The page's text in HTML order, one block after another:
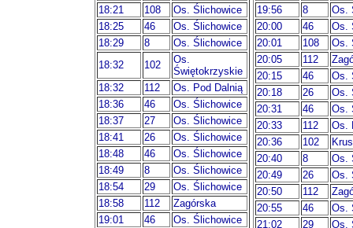
18:21
108
Os. Ślichowice
18:25
46
Os. Ślichowice
18:29
8
Os. Ślichowice
18:32
102
Os.
Świętokrzyskie
18:32
112
Os. Pod Dalnią
18:36
46
Os. Ślichowice
18:37
27
Os. Ślichowice
18:41
26
Os. Ślichowice
18:48
46
Os. Ślichowice
18:49
8
Os. Ślichowice
18:54
29
Os. Ślichowice
18:58
112
Zagórska
19:01
46
Os. Ślichowice
19:56
8
Os.
20:00
46
Os.
20:01
108
Os.
20:05
112
20:15
46
Os.
20:18
26
Os.
20:31
46
Os.
20:33
112
Os.
20:36
102
20:40
8
Os.
20:49
26
Os.
20:50
112
20:55
46
Os.
21:02
29
Os.